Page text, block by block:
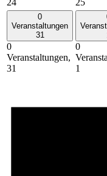
0
Veranstaltungen
31
0
Veranstaltungen,
31
0
1